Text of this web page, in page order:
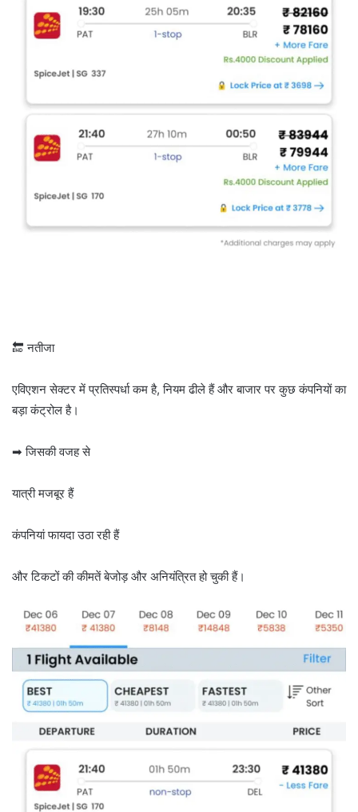
🔚 नतीजा
एविएशन सेक्टर में प्रतिस्पर्धा कम है, नियम ढीले हैं और बाजार पर कुछ कंपनियों का
बड़ा कंट्रोल है।
➡ जिसकी वजह से
यात्री मजबूर हैं
कंपनियां फायदा उठा रही हैं
और टिकटों की कीमतें बेजोड़ और अनियंत्रित हो चुकी हैं।